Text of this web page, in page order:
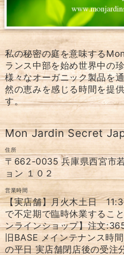
私の秘密の庭を意味する
ランス中部を始め世界中の
様々なオーガニック製品を
然の恵みを感じる時間を提
す。
Mon Jardin Secret
住所
〒662-0035 兵庫県西宮市
ョン １０２
営業時間
【実店舗】月火木土日
で不定期で臨時休業するこ
ンラインショップ】注文
旧BASE メインテナンス時
の平日 実店舗閉店後の受注